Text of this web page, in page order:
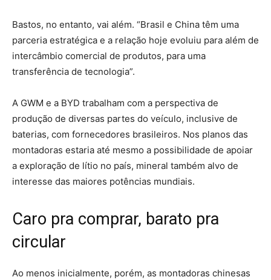
Bastos, no entanto, vai além. “Brasil e China têm uma
parceria estratégica e a relação hoje evoluiu para além de
intercâmbio comercial de produtos, para uma
transferência de tecnologia”.
A GWM e a BYD trabalham com a perspectiva de
produção de diversas partes do veículo, inclusive de
baterias, com fornecedores brasileiros. Nos planos das
montadoras estaria até mesmo a possibilidade de apoiar
a exploração de lítio no país, mineral também alvo de
interesse das maiores potências mundiais.
Caro pra comprar, barato pra
circular
Ao menos inicialmente, porém, as montadoras chinesas